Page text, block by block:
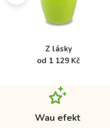
Z lásky
od 1 129 Kč
Wau efekt